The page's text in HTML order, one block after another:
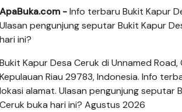
ApaBuka.com -Info terbaru Bukit Kapur
Ulasan pengunjung seputar Bukit Kapur
hari ini?
Bukit Kapur Desa Ceruk di Unnamed
Kepulauan Riau 29783, Indonesia. Info
lokasi alamat. Ulasan pengunjung seputar
Ceruk buka hari ini? Agustus 2026